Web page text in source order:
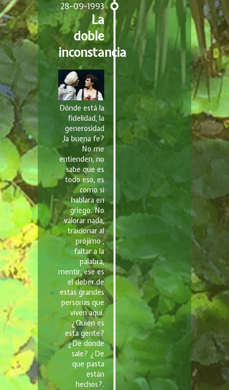
28-09-1993
La
doble
inconstancia
Dónde está la
fidelidad, la
generosidad
,la buena fe?
No me
entienden, no
sabe que es
todo eso, es
como si
hablara en
griego. No
valorar nada,
traicionar al
prójimo ,
faltar a la
palabra,
mentir, ese es
el deber de
estas grandes
personas que
viven aquí.
¿Quién es
esta gente?
¿De donde
sale? ¿De
que pasta
están
hechos?.